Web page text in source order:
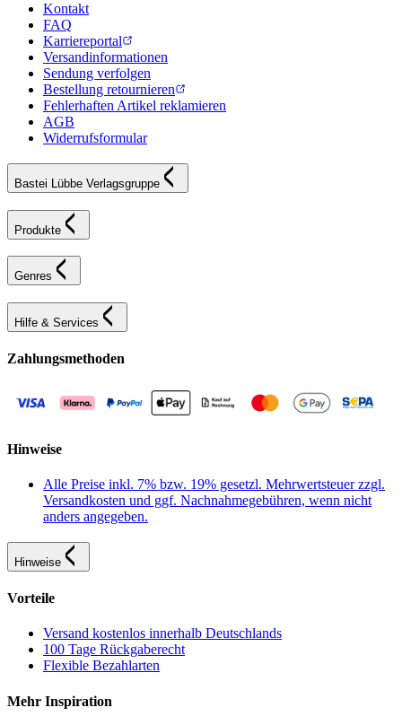
Kontakt
FAQ
Karriereportal
Versandinformationen
Sendung verfolgen
Bestellung retournieren
Fehlerhaften Artikel reklamieren
AGB
Widerrufsformular
Bastei Lübbe Verlagsgruppe
Produkte
Genres
Hilfe & Services
Zahlungsmethoden
Hinweise
Alle Preise inkl. 7% bzw. 19% gesetzl. Mehrwertsteuer zzgl.
Versandkosten und ggf. Nachnahmegebühren, wenn nicht
anders angegeben.
Hinweise
Vorteile
Versand kostenlos innerhalb Deutschlands
100 Tage Rückgaberecht
Flexible Bezahlarten
Mehr Inspiration